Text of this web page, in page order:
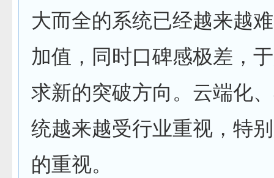
大而全的系统已经越来越
加值，同时口碑感极差，
求新的突破方向。云端化
统越来越受行业重视，特
的重视。